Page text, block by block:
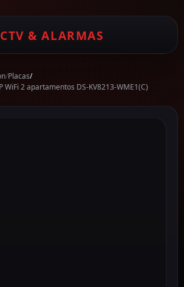
& ALARMAS
/Placas/
2 apartamentos DS-KV8213-WME1(C)